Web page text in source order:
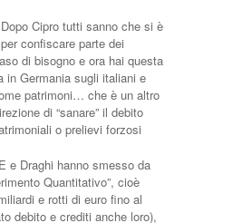
Cipro tutti sanno che si è
confiscare parte dei
di bisogno e ora hai questa
in Germania sugli italiani e
patrimoni… che è un altro
di “sanare” il debito
o prelievi forzosi
e Draghi hanno smesso da
Quantitativo”, cioè
e rotti di euro fino al
debito e crediti anche loro),